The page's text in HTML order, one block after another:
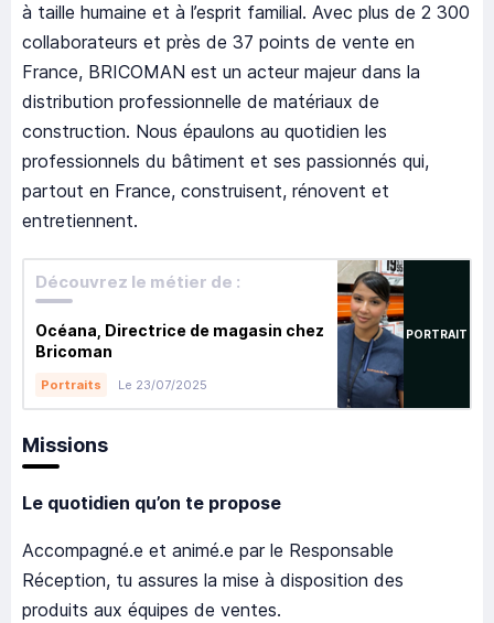
à taille humaine et à l’esprit familial. Avec plus de 2 300
collaborateurs et près de 37 points de vente en
France, BRICOMAN est un acteur majeur dans la
distribution professionnelle de matériaux de
construction. Nous épaulons au quotidien les
professionnels du bâtiment et ses passionnés qui,
partout en France, construisent, rénovent et
entretiennent.
Découvrez le métier de :
Océana, Directrice de magasin chez
Bricoman
Portraits Le 23/07/2025
PORTRAIT
Missions
Le quotidien qu’on te propose
Accompagné.e et animé.e par le Responsable
Réception, tu assures la mise à disposition des
produits aux équipes de ventes.